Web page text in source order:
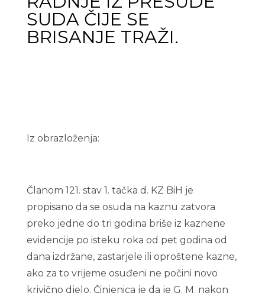
SUDA ČIJE SE
BRISANJE TRAŽI.
Iz obrazloženja:
Članom 121. stav 1. tačka d. KZ BiH je
propisano da se osuda na kaznu zatvora
preko jedne do tri godina briše iz kaznene
evidencije po isteku roka od pet godina od
dana izdržane, zastarjele ili oproštene kazne,
ako za to vrijeme osuđeni ne počini novo
krivično djelo. Činjenica je da je G. M. nakon